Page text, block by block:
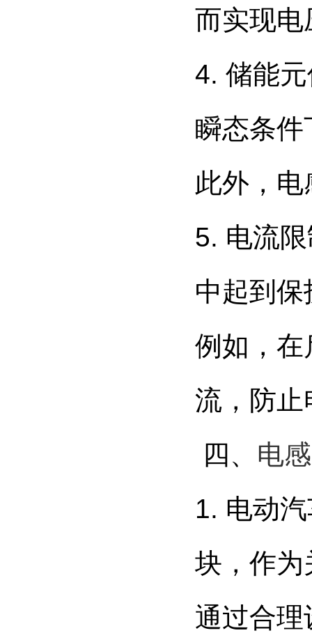
而实现电
4. 储能
瞬态条
此外，
5. 电流
中起到
例如，在
流，防止
四、 电
1. 电动
块，作为
通过合